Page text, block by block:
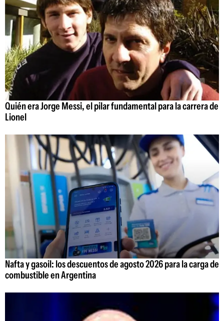
Quién era Jorge Messi, el pilar fundamental para la carrera de
Lionel
Nafta y gasoil: los descuentos de agosto 2026 para la carga de
combustible en Argentina